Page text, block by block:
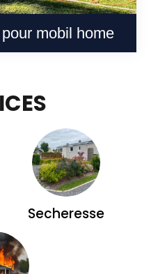
mobil home
Secheresse